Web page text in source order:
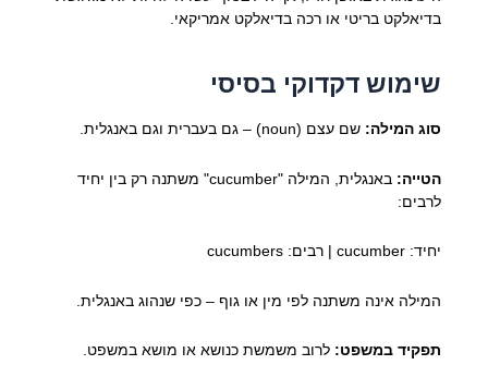
בדיאלקט בריטי או רכה בדיאלקט אמריקאי.
שימוש דקדוקי בסיסי
סוג המילה: שם עצם (noun) – גם בעברית וגם באנגלית.
הטייה:
באנגלית, המילה "cucumber" משתנה רק בין יחיד
לרבים:
יחיד: cucumber | רבים: cucumbers
המילה אינה משתנה לפי מין או גוף – כפי שנהוג באנגלית.
תפקיד במשפט: לרוב משמשת כנושא או מושא במשפט.